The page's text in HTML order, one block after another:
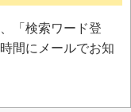
「検索ワード登
間にメールでお知